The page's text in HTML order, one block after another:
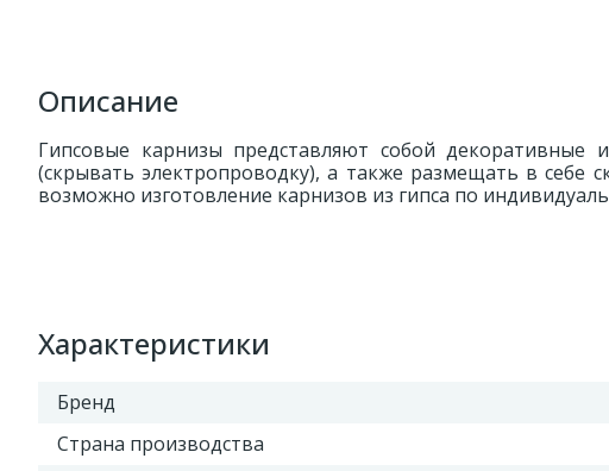
Описание
Гипсовые карнизы представляют собой декоративные
(скрывать электропроводку), а также размещать в себе
возможно изготовление карнизов из гипса по
Характеристики
Бренд
Страна производства